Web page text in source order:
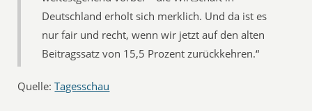
Deutschland erholt sich merklich. Und da ist es
nur fair und recht, wenn wir jetzt auf den alten
Beitragssatz von 15,5 Prozent zurückkehren.“
Quelle:Tagesschau